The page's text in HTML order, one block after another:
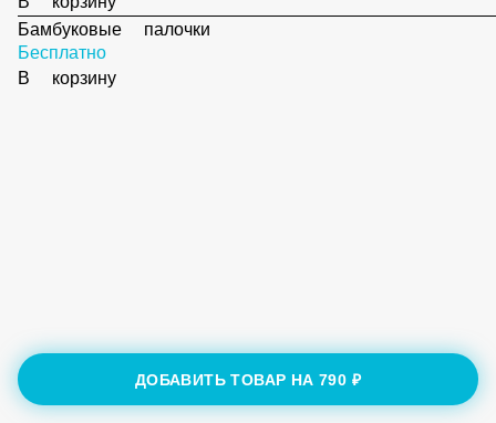
Соевый соус
29 ₽
В корзину
ДОБАВИТЬ ТОВАР НА790 ₽